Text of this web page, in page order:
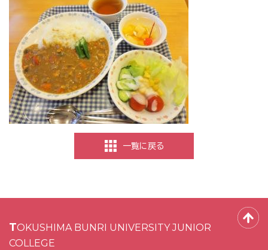
一覧に戻る
TOKUSHIMA BUNRI UNIVERSITY JUNIOR
COLLEGE